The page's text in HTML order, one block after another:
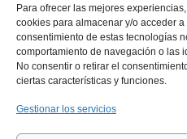
Para ofrecer las mejores
cookies para almacenar y/o acceder
consentimiento de estas tecnologías
comportamiento de navegación o las
No consentir o retirar el
ciertas características y funciones.
Gestionar los servicios
Área
profesional
©Vitae Health Innovation